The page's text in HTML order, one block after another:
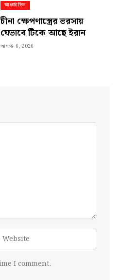
আন্তর্জাতিক
চীনা ক্ষেপণাস্ত্রের ভরসায়
যেভাবে টিকে আছে ইরান
আগস্ট 6, 2026
I comment.